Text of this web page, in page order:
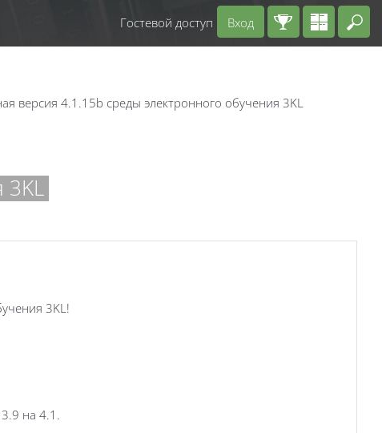
Гостевой доступ Вход
версия 4.1.15b среды электронного обучения 3KL
3KL
3KL!
на 4.1.